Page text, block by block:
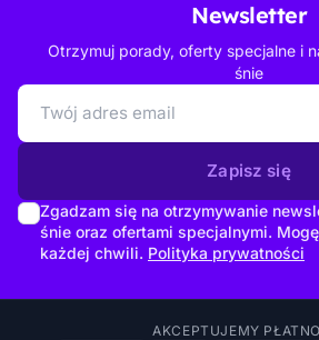
Newsletter
Otrzymuj porady, oferty specjalne i
śnie
Zapisz się
Zgadzam się na otrzymywanie
śnie oraz ofertami specjalnymi.
każdej chwili. Polityka prywatności
AKCEPTUJEMY